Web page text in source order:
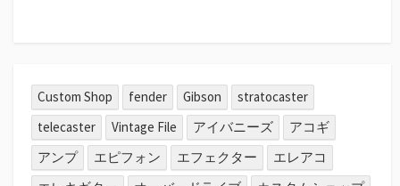
Custom Shop fender Gibson
stratocaster
telecaster
Vintage File アイバニーズ
アコギ
アンプ
エピフォン エフェクター
エレアコ